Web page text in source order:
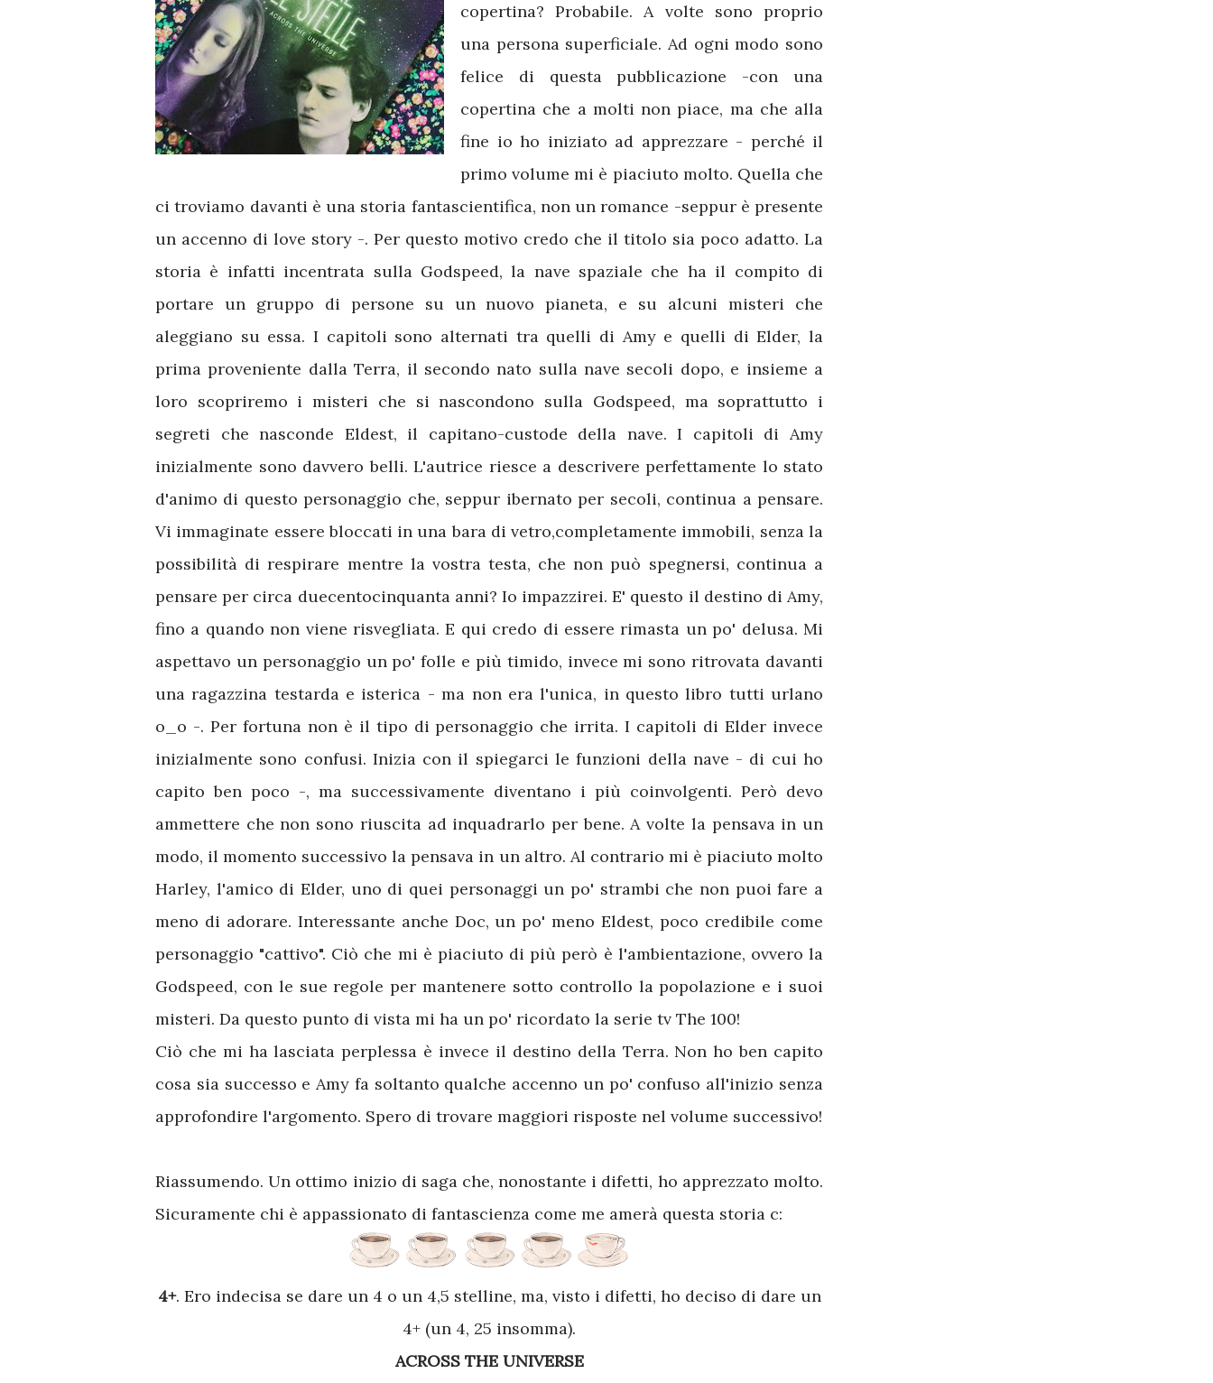
copertina? Probabile. A volte sono proprio
una persona superficiale. Ad ogni modo sono
felice di questa pubblicazione -con una
copertina che a molti non piace, ma che alla
fine io ho iniziato ad apprezzare - perché il
primo volume mi è piaciuto molto. Quella che
ci troviamo davanti è una storia fantascientifica, non un romance -seppur è presente
un accenno di love story -. Per questo motivo credo che il titolo sia poco adatto. La
storia è infatti incentrata sulla Godspeed, la nave spaziale che ha il compito di
portare un gruppo di persone su un nuovo pianeta, e su alcuni misteri che
aleggiano su essa. I capitoli sono alternati tra quelli di Amy e quelli di Elder, la
prima proveniente dalla Terra, il secondo nato sulla nave secoli dopo, e insieme a
loro scopriremo i misteri che si nascondono sulla Godspeed, ma soprattutto i
segreti che nasconde Eldest, il capitano-custode della nave. I capitoli di Amy
inizialmente sono davvero belli. L'autrice riesce a descrivere perfettamente lo stato
d'animo di questo personaggio che, seppur ibernato per secoli, continua a pensare.
Vi immaginate essere bloccati in una bara di vetro,completamente immobili, senza la
possibilità di respirare mentre la vostra testa, che non può spegnersi, continua a
pensare per circa duecentocinquanta anni? Io impazzirei. E' questo il destino di Amy,
fino a quando non viene risvegliata. E qui credo di essere rimasta un po' delusa. Mi
aspettavo un personaggio un po' folle e più timido, invece mi sono ritrovata davanti
una ragazzina testarda e isterica - ma non era l'unica, in questo libro tutti urlano
o_o -. Per fortuna non è il tipo di personaggio che irrita. I capitoli di Elder invece
inizialmente sono confusi. Inizia con il spiegarci le funzioni della nave - di cui ho
capito ben poco -, ma successivamente diventano i più coinvolgenti. Però devo
ammettere che non sono riuscita ad inquadrarlo per bene. A volte la pensava in un
modo, il momento successivo la pensava in un altro. Al contrario mi è piaciuto molto
Harley, l'amico di Elder, uno di quei personaggi un po' strambi che non puoi fare a
meno di adorare. Interessante anche Doc, un po' meno Eldest, poco credibile come
personaggio "cattivo". Ciò che mi è piaciuto di più però è l'ambientazione, ovvero la
Godspeed, con le sue regole per mantenere sotto controllo la popolazione e i suoi
misteri. Da questo punto di vista mi ha un po' ricordato la serie tv The 100!
Ciò che mi ha lasciata perplessa è invece il destino della Terra. Non ho ben capito
cosa sia successo e Amy fa soltanto qualche accenno un po' confuso all'inizio senza
approfondire l'argomento. Spero di trovare maggiori risposte nel volume successivo!
Riassumendo. Un ottimo inizio di saga che, nonostante i difetti, ho apprezzato molto.
Sicuramente chi è appassionato di fantascienza come me amerà questa storia c:
4+. Ero indecisa se dare un 4 o un 4,5 stelline, ma, visto i difetti, ho deciso di dare un
4+ (un 4, 25 insomma).
ACROSS THE UNIVERSE